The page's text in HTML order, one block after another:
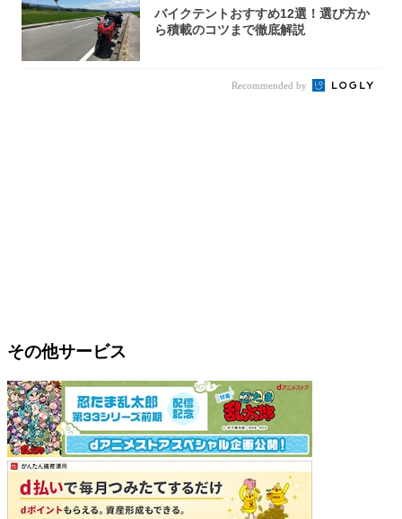
バイクテントおすすめ12選！選び方か
ら積載のコツまで徹底解説
Recommended by
その他サービス